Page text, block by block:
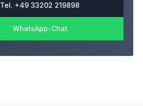
Tel. +49 33202 219898
WhatsApp-Chat